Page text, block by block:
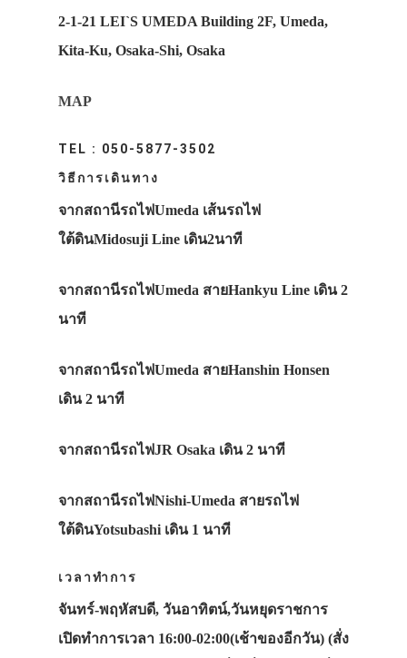
2-1-21 LEI`S UMEDA Building 2F, Umeda,
Kita-Ku, Osaka-Shi, Osaka
MAP
TEL : 050-5877-3502
วิธีการเดินทาง
จากสถานีรถไฟUmeda เส้นรถไฟ
ใต้ดินMidosuji Line เดิน2นาที
จากสถานีรถไฟUmeda สายHankyu Line เดิน 2
นาที
จากสถานีรถไฟUmeda สายHanshin Honsen
เดิน 2 นาที
จากสถานีรถไฟJR Osaka เดิน 2 นาที
จากสถานีรถไฟNishi-Umeda สายรถไฟ
ใต้ดินYotsubashi เดิน 1 นาที
เวลาทำการ
จันทร์-พฤหัสบดี, วันอาทิตน์,วันหยุดราชการ
เปิดทำการเวลา 16:00-02:00(เช้าของอีกวัน) (สั่ง
ประเทศญี่ปุ่น
เดินทาง
ที่พัก
สาระน่ารู้